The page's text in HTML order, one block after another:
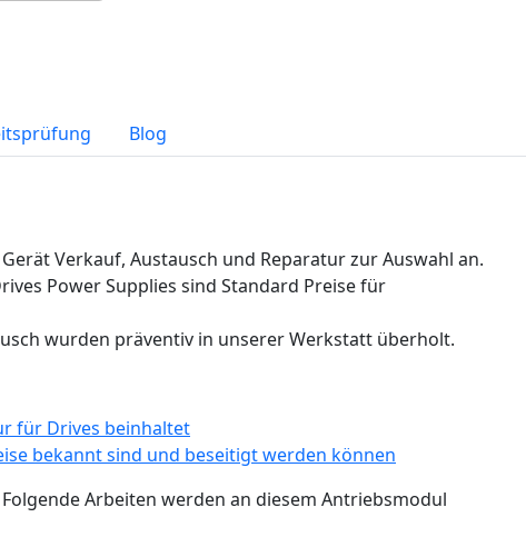
Blog
Verkauf, Austausch und Reparatur zur Auswahl an.
Power Supplies sind Standard Preise für
wurden präventiv in unserer Werkstatt überholt.
für Drives beinhaltet
bekannt sind und beseitigt werden können
Arbeiten werden an diesem Antriebsmodul